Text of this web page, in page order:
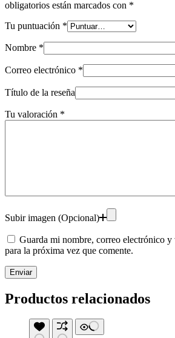
obligatorios están marcados con *
Tu puntuación *
Nombre *
Correo electrónico *
Título de la reseña
Tu valoración *
Subir imagen (Opcional)
Guarda mi nombre, correo electrónico y
para la próxima vez que comente.
Enviar
Productos relacionados